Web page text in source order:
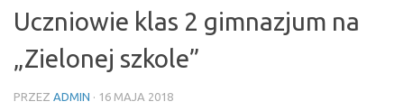
Uczniowie klas 2 gimnazjum na
„Zielonej szkole”
PRZEZ ADMIN · 16 MAJA 2018